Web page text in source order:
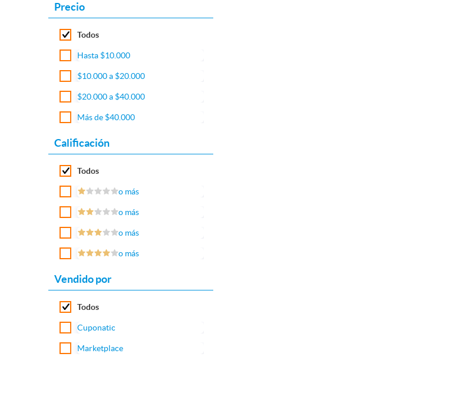
Precio
Todos
Hasta $10.000
$10.000 a $20.000
$20.000 a $40.000
Más de $40.000
Calificación
Todos
o más
o más
o más
o más
Vendido por
Todos
Cuponatic
Marketplace